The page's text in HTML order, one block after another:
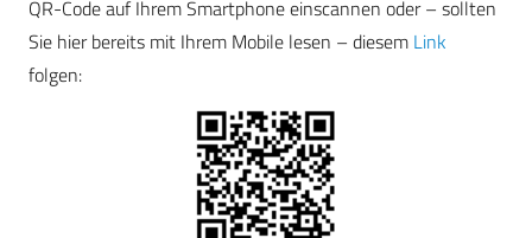
QR-Code auf Ihrem Smartphone einscannen oder – sollten
Sie hier bereits mit Ihrem Mobile lesen – diesem Link
folgen: